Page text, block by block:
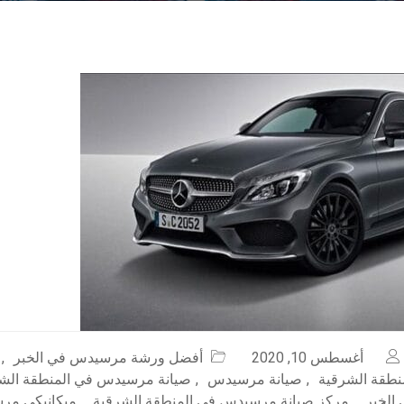
أغسطس 10, 2020 أفضل ورشة مرسيدس في الخبر
,
الشرقية
, صيانة مرسيدس , صيانة مرسيدس في المنطقة